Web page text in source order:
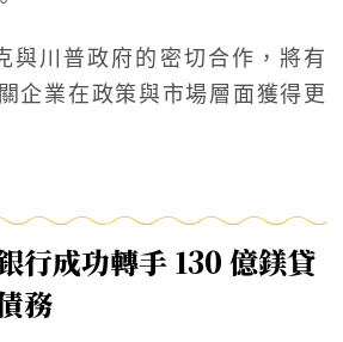
與川普政府的密切合作，將有
企業在政策與市場層面獲得更
行成功轉手 130 億鎂貸
務